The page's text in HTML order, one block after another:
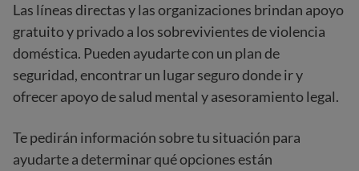
Las líneas directas y las organizaciones brindan apoyo
gratuito y privado a los sobrevivientes de violencia
doméstica. Pueden ayudarte con un plan de
seguridad, encontrar un lugar seguro donde ir y
ofrecer apoyo de salud mental y asesoramiento legal.
Te pedirán información sobre tu situación para
ayudarte a determinar qué opciones están